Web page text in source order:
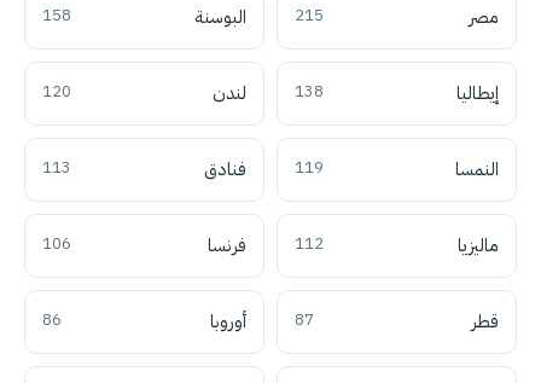
مصر 215 البوسنة 158
إيطاليا 138 لندن 120
النمسا 119 فنادق 113
ماليزيا 112 فرنسا 106
قطر 87 أوروبا 86